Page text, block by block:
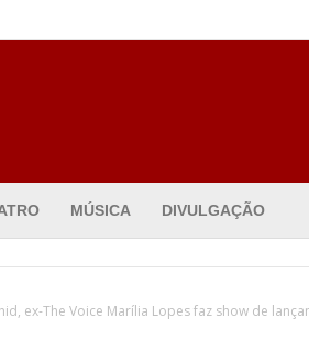
MÚSICA DIVULGAÇÃO
ex-The Voice Marília Lopes faz show de